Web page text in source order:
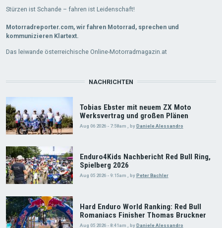
Stürzen ist Schande – fahren ist Leidenschaft!
Motorradreporter.com, wir fahren Motorrad, sprechen und
kommunizieren Klartext.
Das leiwande österreichische Online-Motorradmagazin.at
NACHRICHTEN
Tobias Ebster mit neuem ZX Moto
Werksvertrag und großen Plänen
Aug 06 2026 - 7:58am byDaniele Alessandro
Enduro4Kids Nachbericht Red Bull Ring,
Spielberg 2026
Aug 05 2026 - 9:15am , byPeter Bachler
Hard Enduro World Ranking: Red Bull
Romaniacs Finisher Thomas Bruckner
Aug 05 2026 - 8:41am byDaniele Alessandro